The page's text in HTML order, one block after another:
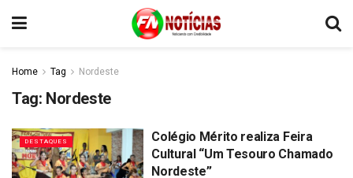
Home Tag Nordeste
Tag: Nordeste
DESTAQUES
Colégio Mérito realiza Feira
Cultural “Um Tesouro Chamado
Nordeste”